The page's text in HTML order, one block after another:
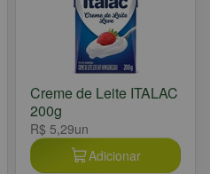
Creme de Leite ITALAC
200g
R$ 5,29un
Adicionar